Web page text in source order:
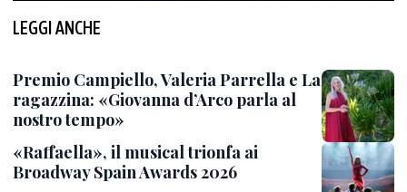
LEGGI ANCHE
Premio Campiello, Valeria Parrella e La
ragazzina: «Giovanna d’Arco parla al
nostro tempo»
«Raffaella», il musical trionfa ai
Broadway Spain Awards 2026